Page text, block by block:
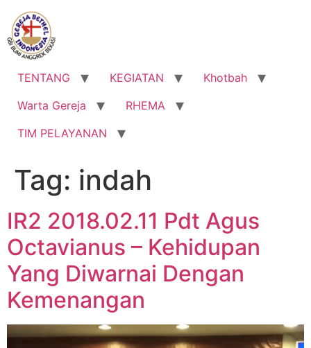
Lewati
konten
TENTANG KEGIATAN
Khotbah
Warta Gereja
RHEMA
TIM PELAYANAN
Tag: indah
IR2 2018.02.11 Pdt Agus
Octavianus – Kehidupan
Yang Diwarnai Dengan
Kemenangan